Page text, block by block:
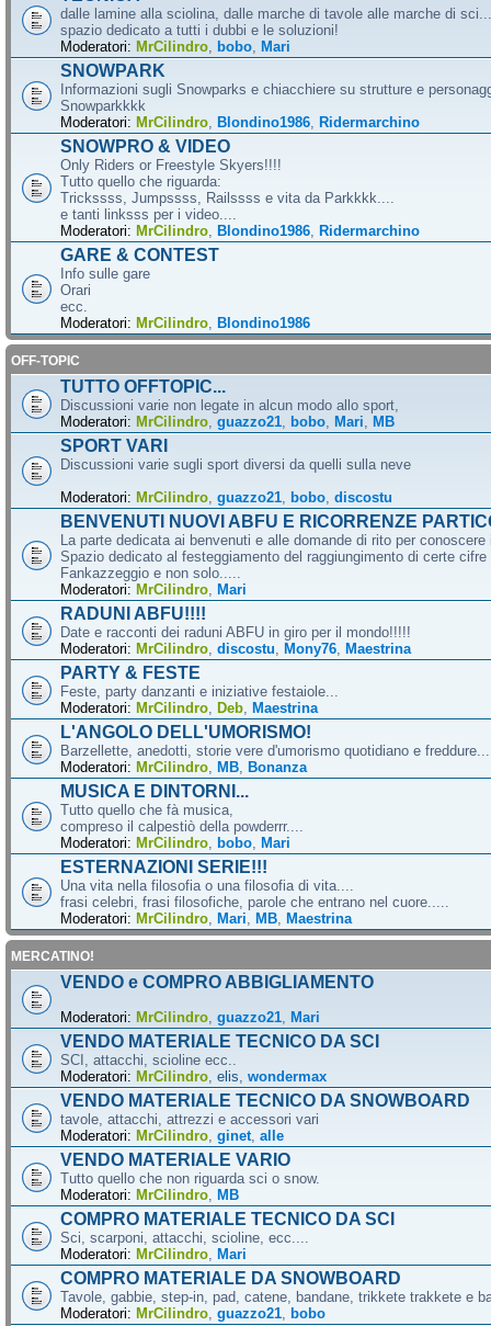
dalle lamine alla sciolina, dalle marche di tavole alle marche di
spazio dedicato a tutti i dubbi e le soluzioni!
Moderatori: MrCilindro bobo Mari
SNOWPARK
Informazioni sugli Snowparks e chiacchiere su strutture e
Snowparkkkk
Moderatori: MrCilindro Blondino1986 Ridermarchino
SNOWPRO & VIDEO
Only Riders or Freestyle Skyers!!!!
Tutto quello che riguarda:
Trickssss, Jumpssss, Railssss e vita da Parkkkk....
e tanti linksss per i video....
Moderatori: MrCilindro Blondino1986 Ridermarchino
GARE & CONTEST
Info sulle gare
Orari
ecc.
Moderatori: MrCilindro Blondino1986
OFF-TOPIC
TUTTO OFFTOPIC...
Discussioni varie non legate in alcun modo allo sport,
Moderatori: MrCilindro guazzo21 bobo Mari MB
SPORT VARI
Discussioni varie sugli sport diversi da quelli sulla neve
Moderatori: MrCilindro guazzo21 bobo discostu
BENVENUTI NUOVI ABFU E RICORRENZE
La parte dedicata ai benvenuti e alle domande di rito per
Spazio dedicato al festeggiamento del raggiungimento di certe cifre
Fankazzeggio e non solo.....
Moderatori: MrCilindro Mari
RADUNI ABFU!!!!
Date e racconti dei raduni ABFU in giro per il mondo!!!!!
Moderatori: MrCilindro discostu Mony76 Maestrina
PARTY & FESTE
Feste, party danzanti e iniziative festaiole...
Moderatori: MrCilindro Deb Maestrina
L'ANGOLO DELL'UMORISMO!
Barzellette, anedotti, storie vere d'umorismo quotidiano e
Moderatori: MrCilindro MB Bonanza
MUSICA E DINTORNI...
Tutto quello che fà musica,
compreso il calpestiò della powderrr....
Moderatori: MrCilindro bobo Mari
ESTERNAZIONI SERIE!!!
Una vita nella filosofia o una filosofia di vita....
frasi celebri, frasi filosofiche, parole che entrano nel cuore.....
Moderatori: MrCilindro Mari MB Maestrina
MERCATINO!
VENDO e COMPRO ABBIGLIAMENTO
Moderatori: MrCilindro guazzo21 Mari
VENDO MATERIALE TECNICO DA SCI
SCI, attacchi, scioline ecc..
Moderatori: MrCilindro elis wondermax
VENDO MATERIALE TECNICO DA SNOWBOARD
tavole, attacchi, attrezzi e accessori vari
Moderatori: MrCilindro ginet alle
VENDO MATERIALE VARIO
Tutto quello che non riguarda sci o snow.
Moderatori: MrCilindro MB
COMPRO MATERIALE TECNICO DA SCI
Sci, scarponi, attacchi, scioline, ecc....
Moderatori: MrCilindro Mari
COMPRO MATERIALE DA SNOWBOARD
Tavole, gabbie, step-in, pad, catene, bandane, trikkete trakkete e
Moderatori: MrCilindro guazzo21 bobo